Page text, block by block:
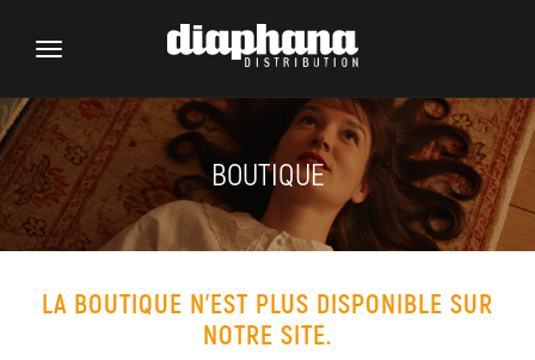
Toggle
BOUTIQUE
LA BOUTIQUE N'EST PLUS DISPONIBLE SUR
NOTRE SITE.